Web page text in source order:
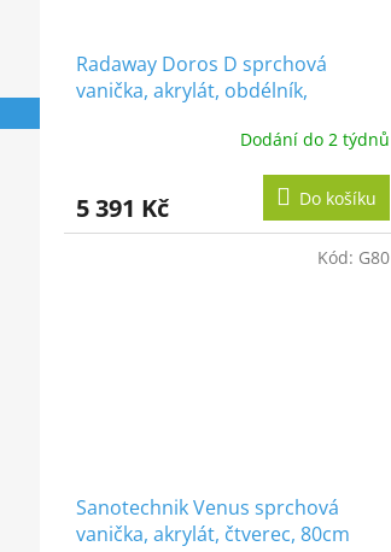
Radaway Doros D sprchová
vanička, akrylát, obdélník,
Dodání do 2 týdnů
5 391 Kč Do košíku
Sanotechnik Venus sprchová
vanička, akrylát, čtverec, 80cm
Kód: G80